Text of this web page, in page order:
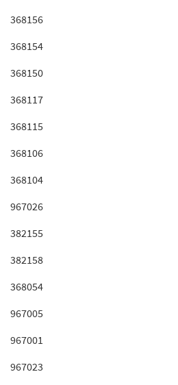
368156
368154
368150
368117
368115
368106
368104
967026
382155
382158
368054
967005
967001
967023